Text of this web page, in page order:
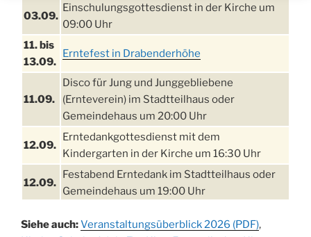
03.09.
Einschulungsgottesdienst in der Kirche um
09:00 Uhr
11. bis
13.09.
Erntefest in Drabenderhöhe
11.09.
Disco für Jung und Junggebliebene
(Ernteverein) im Stadtteilhaus oder
Gemeindehaus um 20:00 Uhr
12.09.
Erntedankgottesdienst mit dem
Kindergarten in der Kirche um 16:30 Uhr
12.09.
Festabend Erntedank im Stadtteilhaus oder
Gemeindehaus um 19:00 Uhr
13.09.
Stadtteilhaus um 14:00 Uhr
Siehe auch:Veranstaltungsüberblick 2026 (PDF),